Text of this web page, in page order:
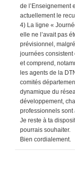
de l’Enseignement
actuellement le
4) La ligne «
elle ne l’avait pas
prévisionnel,
journées consistent
et comprend,
les agents de la
comités
dynamique du
développement,
professionnels sont
Je reste à ta
pourrais souhaiter.
Bien cordialement.